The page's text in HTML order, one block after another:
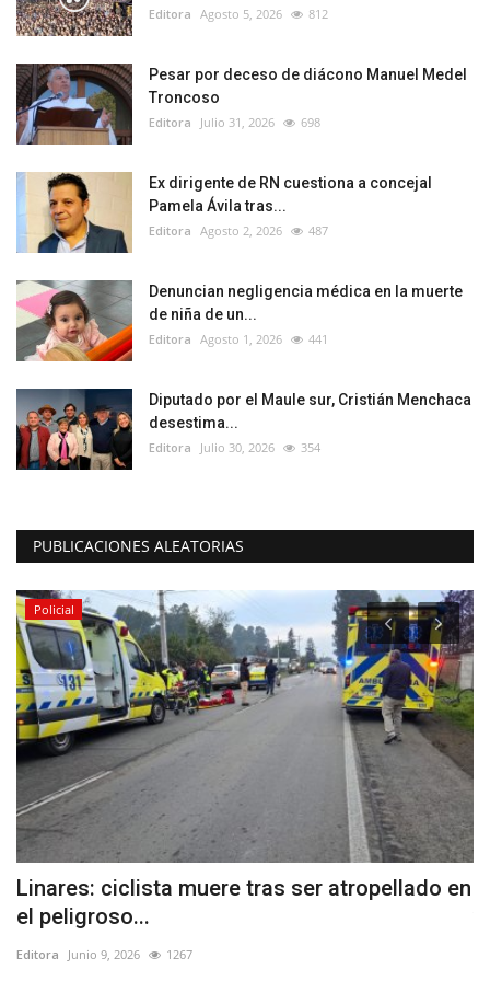
Editora Agosto 5, 2026 812
Pesar por deceso de diácono Manuel Medel
Troncoso
Editora Julio 31, 2026 698
Ex dirigente de RN cuestiona a concejal
Pamela Ávila tras...
Editora Agosto 2, 2026 487
Denuncian negligencia médica en la muerte
de niña de un...
Editora Agosto 1, 2026 441
Diputado por el Maule sur, Cristián Menchaca
desestima...
Editora Julio 30, 2026 354
PUBLICACIONES ALEATORIAS
Policial
Linares: ciclista muere tras ser atropellado en
el peligroso...
Editora Junio 9, 2026 1267